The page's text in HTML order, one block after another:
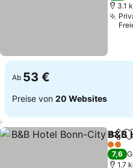
3.1
Ab 53 €
Preise von 20 Websites
Teilen
B&B
2 Sterne
7,6
1.7